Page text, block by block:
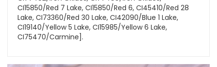
CI15850/Red 7 Lake, CI15850/Red 6, CI45410/Red 28
Lake, CI73360/Red 30 Lake, CI42090/Blue 1 Lake,
CI19140/Yellow 5 Lake, CI15985/Yellow 6 Lake,
CI75470/Carmine].